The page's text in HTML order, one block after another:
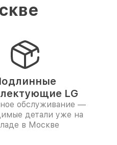
LG
обслуживание —
детали уже на
в Москве